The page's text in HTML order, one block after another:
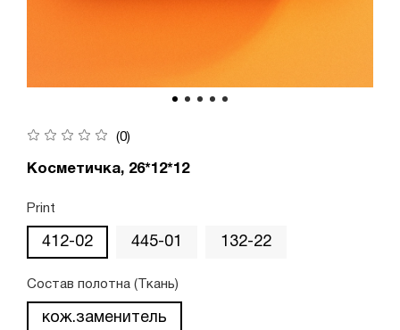
(0)
Косметичка, 26*12*12
Print
412-02 445-01 132-22
Состав полотна (Ткань)
кож.заменитель